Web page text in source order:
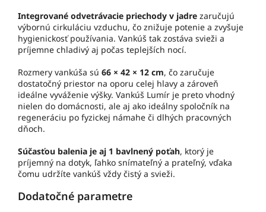
Integrované odvetrávacie priechody v jadre zaručujú
výbornú cirkuláciu vzduchu, čo znižuje potenie a zvyšuje
hygienickosť používania. Vankúš tak zostáva svieži a
príjemne chladivý aj počas teplejších nocí.
Rozmery vankúša sú 66 × 42 × 12 cm, čo zaručuje
dostatočný priestor na oporu celej hlavy a zároveň
ideálne vyváženie výšky. Vankúš Lumír je preto vhodný
nielen do domácnosti, ale aj ako ideálny spoločník na
regeneráciu po fyzickej námahe či dlhých pracovných
dňoch.
Súčasťou balenia je aj 1 bavlnený poťah, ktorý je
príjemný na dotyk, ľahko snímateľný a prateľný, vďaka
čomu udržíte vankúš vždy čistý a svieži.
Dodatočné parametre